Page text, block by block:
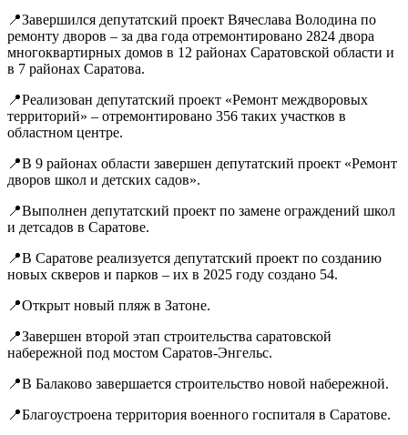
📍Завершился депутатский проект Вячеслава Володина по
ремонту дворов – за два года отремонтировано 2824 двора
многоквартирных домов в 12 районах Саратовской области и
в 7 районах Саратова.
📍Реализован депутатский проект «Ремонт междворовых
территорий» – отремонтировано 356 таких участков в
областном центре.
📍В 9 районах области завершен депутатский проект «Ремонт
дворов школ и детских садов».
📍Выполнен депутатский проект по замене ограждений школ
и детсадов в Саратове.
📍В Саратове реализуется депутатский проект по созданию
новых скверов и парков – их в 2025 году создано 54.
📍Открыт новый пляж в Затоне.
📍Завершен второй этап строительства саратовской
набережной под мостом Саратов-Энгельс.
📍В Балаково завершается строительство новой набережной.
📍Благоустроена территория военного госпиталя в Саратове.